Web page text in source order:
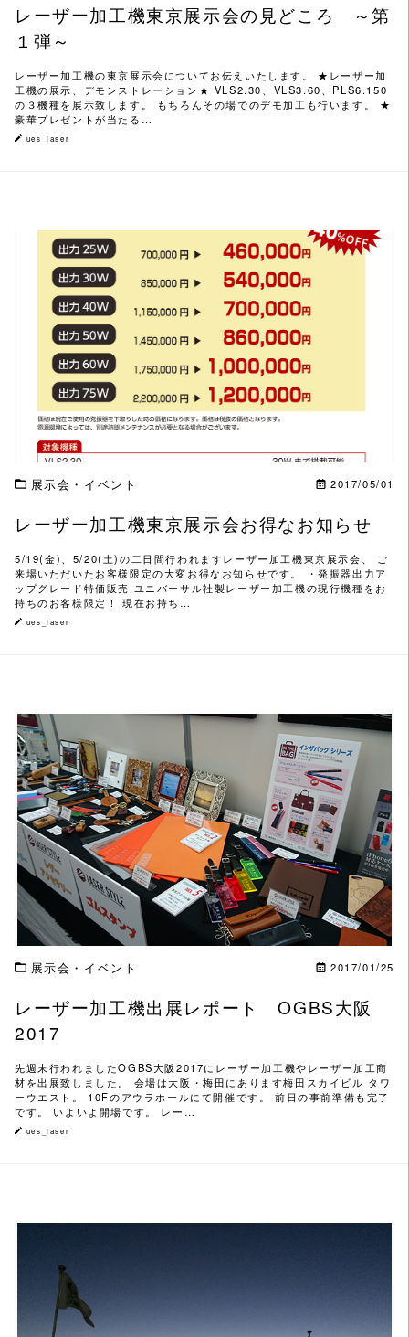
レーザー加工機東京展示会の見どころ ～第
１弾～
レーザー加工機の東京展示会についてお伝えいたします。 ★レーザー加
工機の展示、デモンストレーション★ VLS2.30、VLS3.60、PLS6.150
の３機種を展示致します。 もちろんその場でのデモ加工も行います。 ★
豪華プレゼントが当たる…
ues_laser
この記事を読む
展示会・イベント 2017/05/01
レーザー加工機東京展示会お得なお知らせ
5/19(金)、5/20(土)の二日間行われますレーザー加工機東京展示会、 ご
来場いただいたお客様限定の大変お得なお知らせです。 ・発振器出力ア
ップグレード特価販売 ユニバーサル社製レーザー加工機の現行機種をお
持ちのお客様限定！ 現在お持ち…
ues_laser
この記事を読む
展示会・イベント 2017/01/25
レーザー加工機出展レポート OGBS大阪
2017
先週末行われましたOGBS大阪2017にレーザー加工機やレーザー加工商
材を出展致しました。 会場は大阪・梅田にあります梅田スカイビル タワ
ーウエスト。 10Fのアウラホールにて開催です。 前日の事前準備も完了
です。 いよいよ開場です。 レー…
ues_laser